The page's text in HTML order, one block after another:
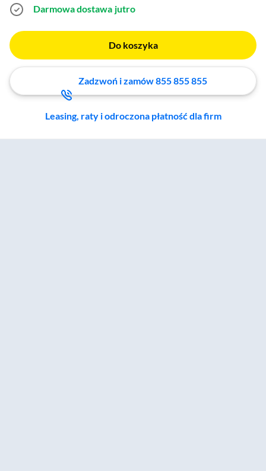
Darmowa dostawa jutro
Do koszyka
Zadzwoń i zamów 855 855 855
Leasing, raty i odroczona płatność dla firm